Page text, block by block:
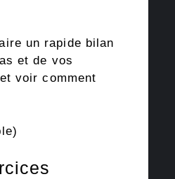
un rapide bilan
et de vos
voir comment